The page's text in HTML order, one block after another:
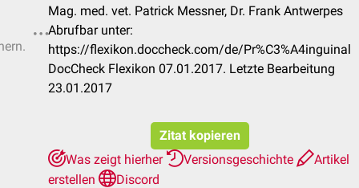
Mag. med. vet. Patrick Messner, Dr. Frank Antwerpes
Abrufbar unter:
https://flexikon.doccheck.com/de/Pr%C3%A4inguinal
DocCheck Flexikon 07.01.2017. Letzte Bearbeitung
23.01.2017
Zitat kopieren
Was zeigt hierher
Versionsgeschichte
Artikel
erstellen
Discord